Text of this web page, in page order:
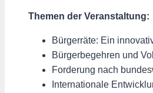
Themen der Veranstaltung:
Bürgerräte: Ein
Bürgerbegehren und
Forderung nach
Internationale